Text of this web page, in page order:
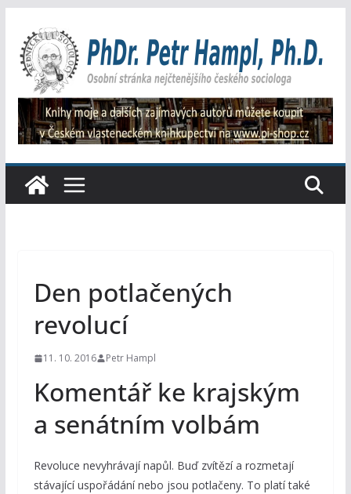
obsah
Den potlačených
revolucí
11. 10. 2016 Petr Hampl
Komentář ke krajským
a senátním volbám
Revoluce nevyhrávají napůl. Buď zvítězí a rozmetají
stávající uspořádání nebo jsou potlačeny. To platí také